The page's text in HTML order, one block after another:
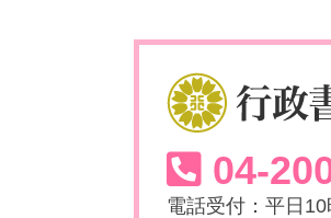
04-
電話受付：平日